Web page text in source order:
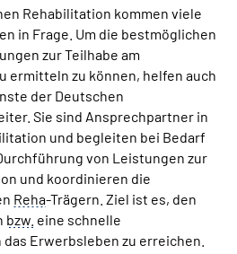
(DGS)
Kundenportal
Rehabilitation kommen viele
in Frage. Um die bestmöglichen
zur Teilhabe am
ermitteln zu können, helfen auch
der Deutschen
Sie sind Ansprechpartner in
und begleiten bei Bedarf
von Leistungen zur
und koordinieren die
Reha-Trägern. Ziel ist es, den
bzw. eine schnelle
Erwerbsleben zu erreichen.